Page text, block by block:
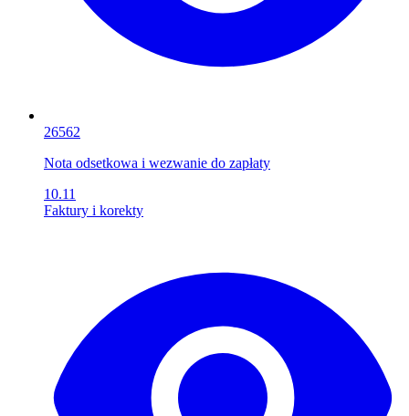
26562
Nota odsetkowa i wezwanie do zapłaty
10.11
Faktury i korekty